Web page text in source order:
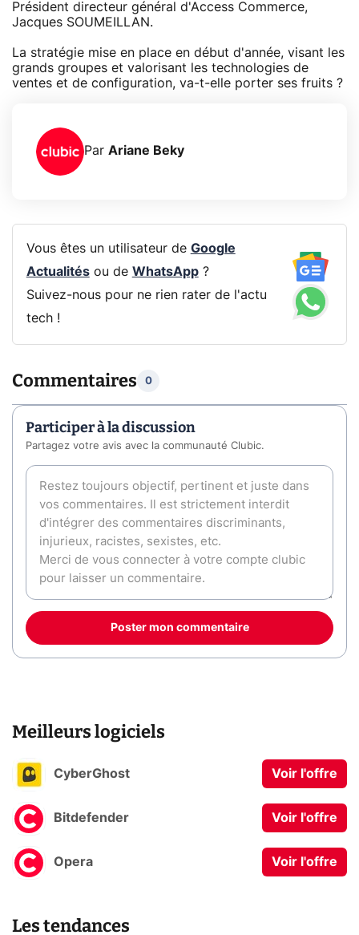
Président directeur général d'Access Commerce,
Jacques SOUMEILLAN.
La stratégie mise en place en début d'année, visant les
grands groupes et valorisant les technologies de
ventes et de configuration, va-t-elle porter ses fruits ?
Par Ariane Beky
Vous êtes un utilisateur de Google
Actualitésou de WhatsApp?
Suivez-nous pour ne rien rater de l'actu
tech !
Commentaires 0
Participer à la discussion
Partagez votre avis avec la communauté Clubic.
Poster mon commentaire
Meilleurs logiciels
CyberGhost Voir l'offre
Bitdefender Voir l'offre
Opera Voir l'offre
Les tendances